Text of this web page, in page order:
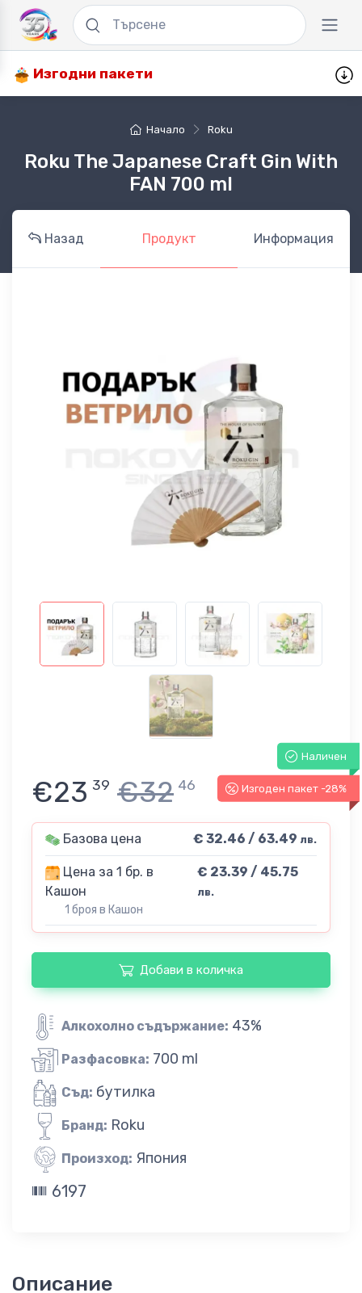
Изгодни пакети
Начало Roku
Roku The Japanese Craft Gin With
FAN 700 ml
Назад Продукт Информация
Наличен
Изгоден пакет -28%
€23 39 €32 46
Базова цена € 32.46 / 63.49 лв.
Цена за 1 бр. в
Кашон
1 броя в Кашон
€ 23.39 / 45.75
лв.
Добави в количка
Алкохолно съдържание: 43%
Разфасовка: 700 ml
Съд: бутилка
Бранд: Roku
Произход: Япония
6197
Описание